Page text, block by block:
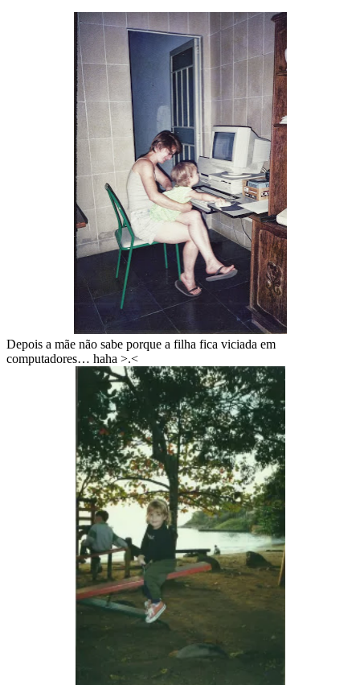
Depois a mãe não sabe porque a filha fica viciada em
computadores… haha >.<